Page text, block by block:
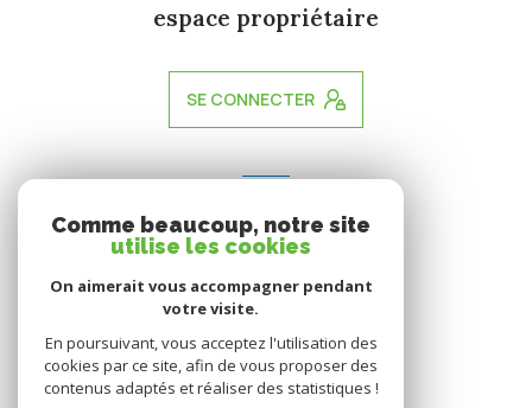
espace propriétaire
SE CONNECTER
nous adhérons
Comme beaucoup, notre site
utilise les cookies
On aimerait vous accompagner pendant
votre visite.
En poursuivant, vous acceptez l'utilisation des
cookies par ce site, afin de vous proposer des
contenus adaptés et réaliser des statistiques !